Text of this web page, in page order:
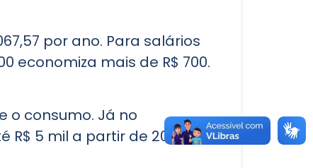
por ano. Para salários
economiza mais de R$ 700.
o consumo. Já no
5 mil a partir de 2026, o